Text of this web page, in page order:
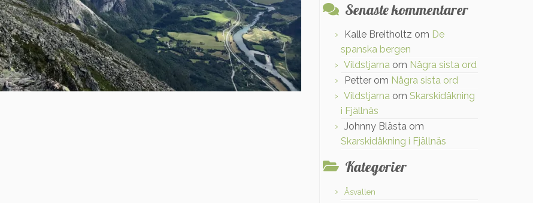
Senaste kommentarer
Kalle Breitholtz om De
spanska bergen
Vildstjarna om Några sista ord
Petter om Några sista ord
Vildstjarna om Skarskidåkning
i Fjällnäs
Johnny Blästa om
Skarskidåkning i Fjällnäs
Kategorier
Åsvallen